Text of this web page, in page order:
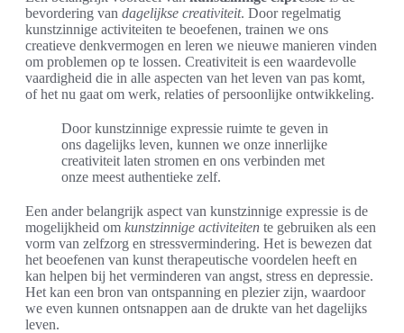
bevordering van dagelijkse creativiteit. Door regelmatig
kunstzinnige activiteiten te beoefenen, trainen we ons
creatieve denkvermogen en leren we nieuwe manieren vinden
om problemen op te lossen. Creativiteit is een waardevolle
vaardigheid die in alle aspecten van het leven van pas komt,
of het nu gaat om werk, relaties of persoonlijke ontwikkeling.
Door kunstzinnige expressie ruimte te geven in
ons dagelijks leven, kunnen we onze innerlijke
creativiteit laten stromen en ons verbinden met
onze meest authentieke zelf.
Een ander belangrijk aspect van kunstzinnige expressie is de
mogelijkheid om kunstzinnige activiteiten te gebruiken als een
vorm van zelfzorg en stressvermindering. Het is bewezen dat
het beoefenen van kunst therapeutische voordelen heeft en
kan helpen bij het verminderen van angst, stress en depressie.
Het kan een bron van ontspanning en plezier zijn, waardoor
we even kunnen ontsnappen aan de drukte van het dagelijks
leven.